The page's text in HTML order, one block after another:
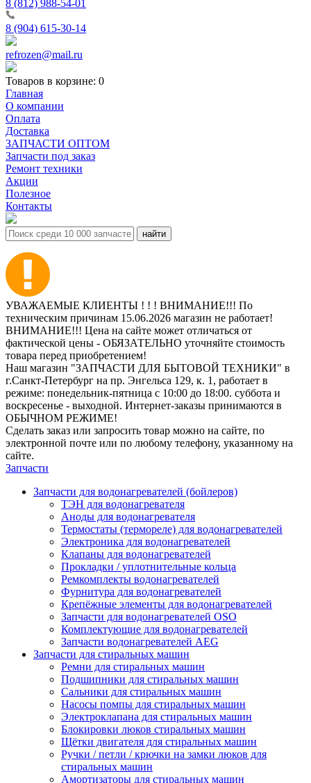
8 (812) 988-54-01
8 (904) 615-30-14
refrozen@mail.ru
Товаров в корзине: 0
Главная
О компании
Оплата
Доставка
ЗАПЧАСТИ ОПТОМ
Запчасти под заказ
Ремонт техники
Акции
Полезное
Контакты
УВАЖАЕМЫЕ КЛИЕНТЫ ! ! ! ВНИМАНИЕ!!! По
техническим причинам 15.06.2026 магазин не работает!
ВНИМАНИЕ!!! Цена на сайте может отличаться от
фактической цены - ОБЯЗАТЕЛЬНО уточняйте стоимость
товара перед приобретением!
Наш магазин "ЗАПЧАСТИ ДЛЯ БЫТОВОЙ ТЕХНИКИ" в
г.Санкт-Петербург на пр. Энгельса 129, к. 1, работает в
режиме: понедельник-пятница с 10:00 до 18:00. суббота и
воскресенье - выходной. Интернет-заказы принимаются в
ОБЫЧНОМ РЕЖИМЕ!
Сделать заказ или запросить товар можно на сайте, по
электронной почте или по любому телефону, указанному на
сайте.
Запчасти
Запчасти для водонагревателей (бойлеров)
ТЭН для водонагревателя
Аноды для водонагревателя
Термостаты (термореле) для водонагревателей
Электроника для водонагревателей
Клапаны для водонагревателей
Прокладки / уплотнительные кольца
Ремкомплекты водонагревателей
Фурнитура для водонагревателей
Крепёжные элементы для водонагревателей
Запчасти для водонагревателей OSO
Комплектующие для водонагревателей
Запчасти водонагревателей AEG
Запчасти для стиральных машин
Ремни для стиральных машин
Подшипники для стиральных машин
Сальники для стиральных машин
Насосы помпы для стиральных машин
Электроклапана для стиральных машин
Блокировки люков стиральных машин
Щётки двигателя для стиральных машин
Ручки / петли / крючки на замки люков для
стиральных машин
Амортизаторы для стиральных машин